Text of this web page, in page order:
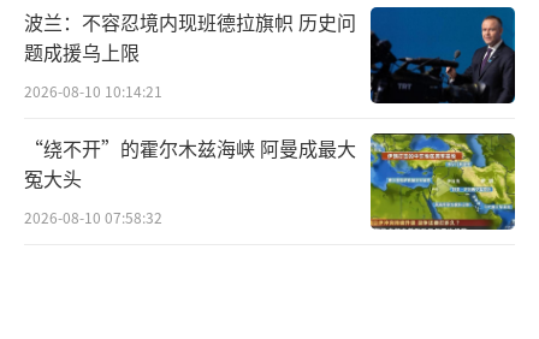
波兰：不容忍境内现班德拉旗帜 历史问
题成援乌上限
2026-08-10 10:14:21
“绕不开”的霍尔木兹海峡 阿曼成最大
冤大头
2026-08-10 07:58:32